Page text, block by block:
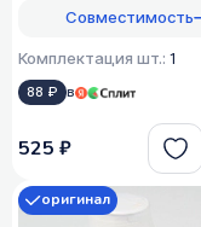
Совместимость
Комплектация шт.: 1
88 ₽ в
525 ₽
оригинал